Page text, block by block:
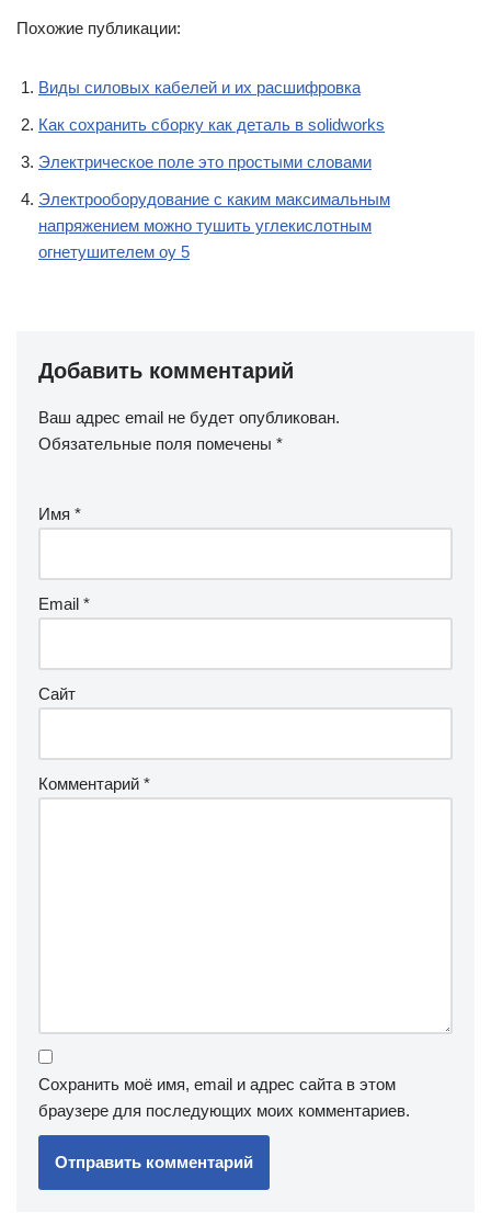
Похожие публикации:
Виды силовых кабелей и их расшифровка
Как сохранить сборку как деталь в solidworks
Электрическое поле это простыми словами
Электрооборудование с каким максимальным
напряжением можно тушить углекислотным
огнетушителем оу 5
Добавить комментарий
Ваш адрес email не будет опубликован.
Обязательные поля помечены *
Имя *
Email *
Сайт
Комментарий *
Сохранить моё имя, email и адрес сайта в этом
браузере для последующих моих комментариев.